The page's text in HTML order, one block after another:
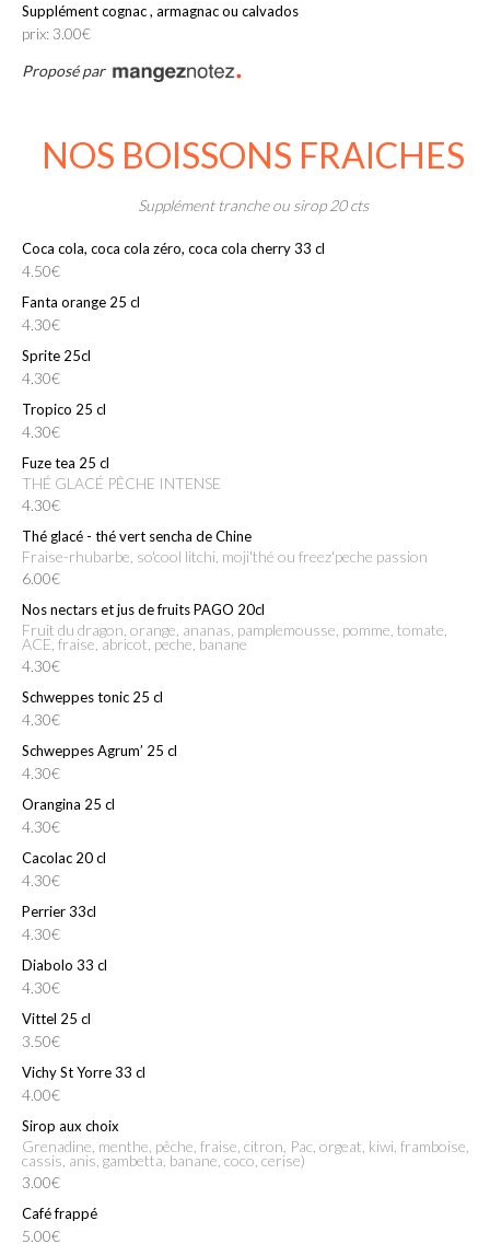
Supplément cognac , armagnac ou calvados
prix: 3.00€
Proposé par
NOS BOISSONS FRAICHES
Supplément tranche ou sirop 20 cts
Coca cola, coca cola zéro, coca cola cherry 33 cl
4.50€
Fanta orange 25 cl
4.30€
Sprite 25cl
4.30€
Tropico 25 cl
4.30€
Fuze tea 25 cl
THÉ GLACÉ PÊCHE INTENSE
4.30€
Thé glacé - thé vert sencha de Chine
fraise-rhubarbe, so'cool litchi, moji'thé ou freez'peche passion
6.00€
Nos nectars et jus de fruits PAGO 20cl
fruit du dragon, orange, ananas, pamplemousse, pomme, tomate,
ACE, fraise, abricot, peche, banane
4.30€
Schweppes tonic 25 cl
4.30€
Schweppes Agrum’ 25 cl
4.30€
Orangina 25 cl
4.30€
Cacolac 20 cl
4.30€
Perrier 33cl
4.30€
Diabolo 33 cl
4.30€
Vittel 25 cl
3.50€
Vichy St Yorre 33 cl
4.00€
Sirop aux choix
grenadine, menthe, pêche, fraise, citron, Pac, orgeat, kiwi, framboise,
cassis, anis, gambetta, banane, coco, cerise)
3.00€
Café frappé
5.00€